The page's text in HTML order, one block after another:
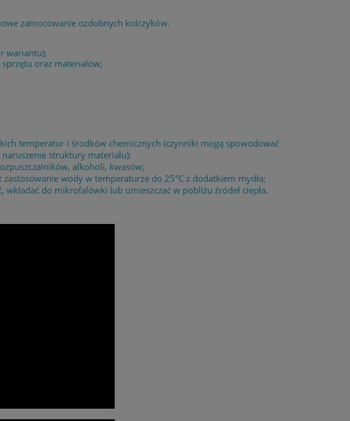
zamocowanie ozdobnych kolczyków.
wariantu);
oraz materiałów;
temperatur i środków chemicznych (czynniki mogą spowodować
struktury materiału);
alkoholi, kwasów;
wody w temperaturze do 25°C z dodatkiem mydła;
do mikrofalówki lub umieszczać w pobliżu źródeł ciepła.